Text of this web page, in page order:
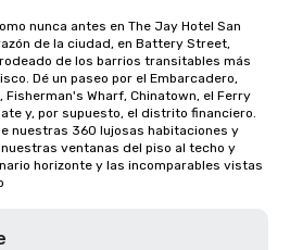
nunca antes en The Jay Hotel San
de la ciudad, en Battery Street,
de los barrios transitables más
Dé un paseo por el Embarcadero,
Fisherman's Wharf, Chinatown, el Ferry
y, por supuesto, el distrito financiero.
nuestras 360 lujosas habitaciones y
ventanas del piso al techo y
horizonte y las incomparables vistas